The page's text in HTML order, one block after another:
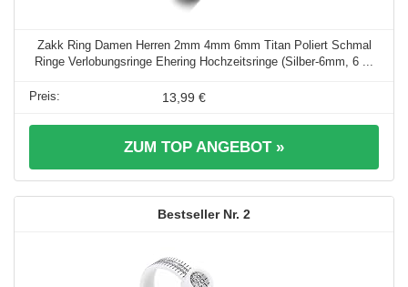
Zakk Ring Damen Herren 2mm 4mm 6mm Titan Poliert Schmal
Ringe Verlobungsringe Ehering Hochzeitsringe (Silber-6mm, 6 ...
13,99 €
ZUM TOP ANGEBOT »
2